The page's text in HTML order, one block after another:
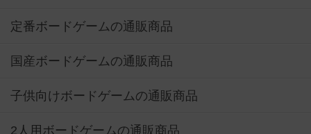
定番ボードゲームの通販商品
国産ボードゲームの通販商品
子供向けボードゲームの通販商品
2人用ボードゲームの通販商品